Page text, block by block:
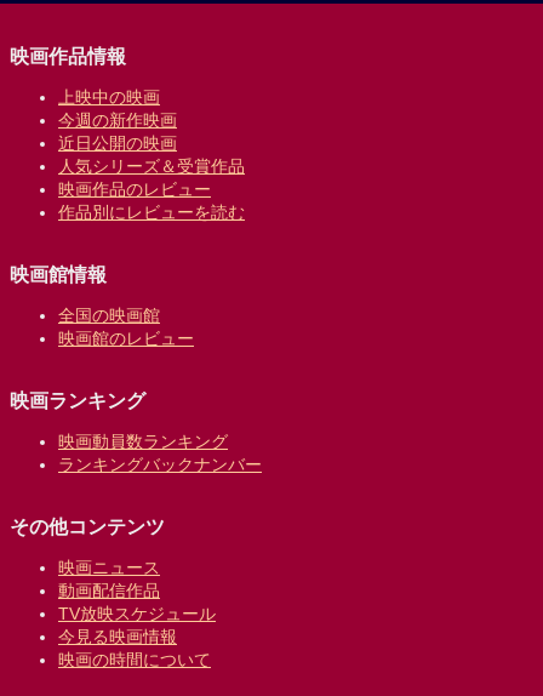
映画作品情報
上映中の映画
今週の新作映画
近日公開の映画
人気シリーズ＆受賞作品
映画作品のレビュー
作品別にレビューを読む
映画館情報
全国の映画館
映画館のレビュー
映画ランキング
映画動員数ランキング
ランキングバックナンバー
その他コンテンツ
映画ニュース
動画配信作品
TV放映スケジュール
今見る映画情報
映画の時間について